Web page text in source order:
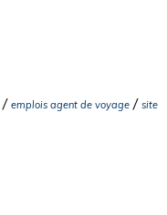
/ emplois agent de voyage / site